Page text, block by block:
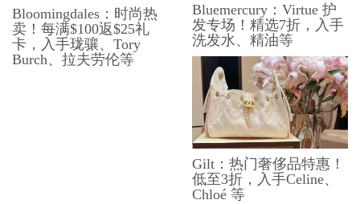
Bloomingdales：时尚热
卖！每满$100返$25礼
卡，入手珑骧、Tory
Burch、拉夫劳伦等
Bluemercury：Virtue 护
发专场！精选7折，入手
洗发水、精油等
Gilt：热门奢侈品特惠！
低至3折，入手Celine、
Chloé 等